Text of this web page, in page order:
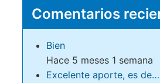
Comentarios
Bien
Hace 5 meses 1 semana
Excelente aporte, es de…